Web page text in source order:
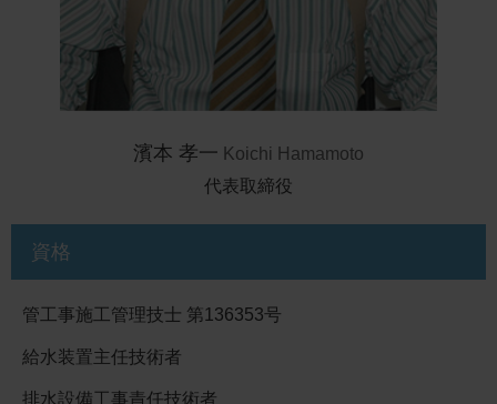
濱本 孝一 Koichi Hamamoto
代表取締役
資格
管工事施工管理技士 第136353号
給水装置主任技術者
排水設備工事責任技術者